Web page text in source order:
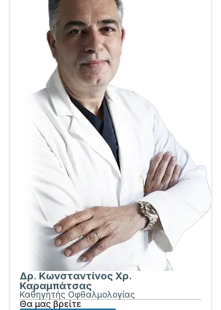
Δρ. Κωνσταντίνος Χρ.
Καραμπάτσας
Καθηγητής Οφθαλμολογίας
Θα μας βρείτε